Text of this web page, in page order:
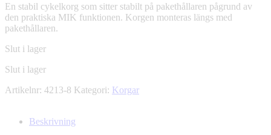
En stabil cykelkorg som sitter stabilt på pakethållaren pågrund av
den praktiska MIK funktionen. Korgen monteras längs med
pakethållaren.
Slut i lager
Slut i lager
Artikelnr: 4213-8 Kategori: Korgar
Beskrivning